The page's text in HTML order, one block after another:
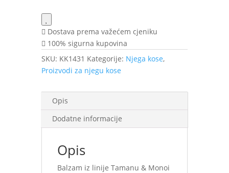
količina
Dostava prema važećem cjeniku
100% sigurna kupovina
SKU: KK1431 Kategorije: Njega kose,
Proizvodi za njegu kose
Opis
Dodatne informacije
Opis
Balzam iz linije Tamanu & Monoi